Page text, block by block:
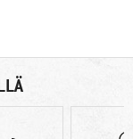
- lue lisää tästä!